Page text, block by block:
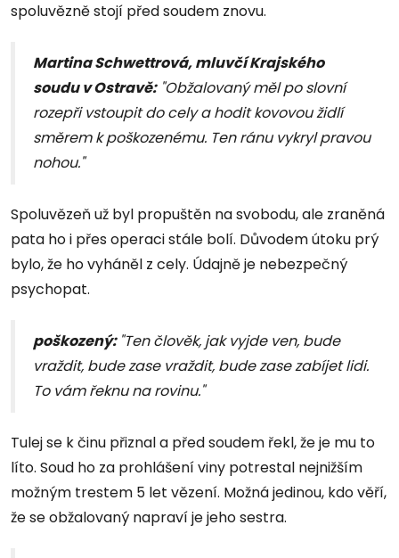
spoluvězně stojí před soudem znovu.
Martina Schwettrová, mluvčí Krajského
soudu v Ostravě:"Obžalovaný měl po slovní
rozepři vstoupit do cely a hodit kovovou židlí
směrem k poškozenému. Ten ránu vykryl pravou
nohou."
Spoluvězeň už byl propuštěn na svobodu, ale zraněná
pata ho i přes operaci stále bolí. Důvodem útoku prý
bylo, že ho vyháněl z cely. Údajně je nebezpečný
psychopat.
poškozený: "Ten člověk, jak vyjde ven, bude
vraždit, bude zase vraždit, bude zase zabíjet lidi.
To vám řeknu na rovinu."
Tulej se k činu přiznal a před soudem řekl, že je mu to
líto. Soud ho za prohlášení viny potrestal nejnižším
možným trestem 5 let vězení. Možná jedinou, kdo věří,
že se obžalovaný napraví je jeho sestra.